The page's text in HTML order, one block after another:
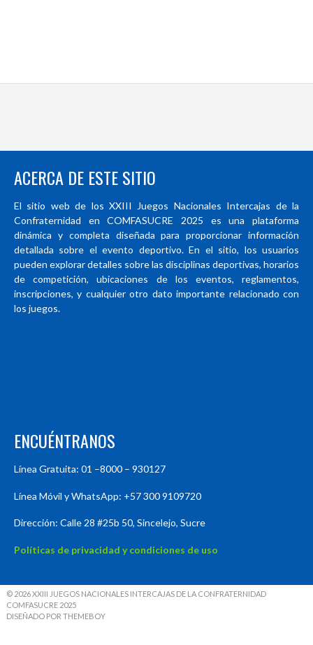
ACERCA DE ESTE SITIO
El sitio web de los XXIII Juegos Nacionales Intercajas de la
Confraternidad en COMFASUCRE 2025 es una plataforma
dinámica y completa diseñada para proporcionar información
detallada sobre el evento deportivo. En el sitio, los usuarios
pueden explorar detalles sobre las disciplinas deportivas, horarios
de competición, ubicaciones de los eventos, reglamentos,
inscripciones, y cualquier otro dato importante relacionado con
los juegos.
ENCUÉNTRANOS
Línea Gratuita: 01 –8000 – 930127
Línea Móvil y WhatsApp: +57 300 9109720
Dirección: Calle 28 #25b 50, Sincelejo, Sucre
Políticas de privacidad y condiciones de uso
© 2026 XXIII JUEGOS NACIONALES INTERCAJAS DE LA CONFRATERNIDAD
COMFASUCRE 2025
DISEÑADO POR THEMEBOY